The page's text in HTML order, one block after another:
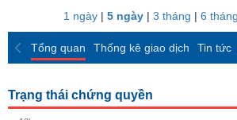
kê
dịch
phiếu
cáo
phân
1 ngày| 5 ngày| 3 tháng | 6 tháng
Tổng quan Thống kê giao dịch Tin tức
Trạng thái chứng quyền
KINH
TẾ
THẾ
GIỚI